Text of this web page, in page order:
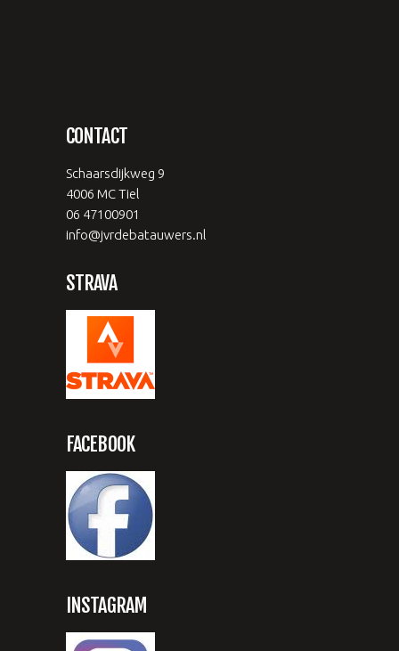
CONTACT
Schaarsdijkweg 9
4006 MC Tiel
06 47100901
info@jvrdebatauwers.nl
STRAVA
FACEBOOK
INSTAGRAM